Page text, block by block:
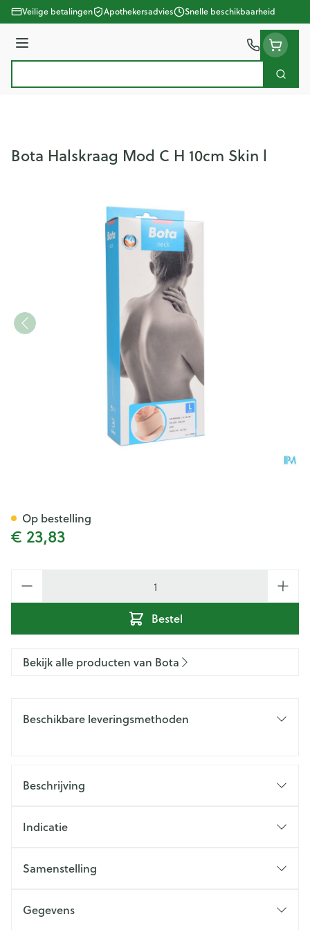
Ga naar de inhoud
Veilige betalingen Apothekersadvies Snelle beschikbaarheid
Menu
Zoek
Bota Halskraag Mod C H 10cm Skin l
€ 23,83
Bestel
Op bestelling
Bekijk alle producten van Bota
Beschikbare leveringsmethoden
Beschrijving
Indicatie
Samenstelling
Gegevens